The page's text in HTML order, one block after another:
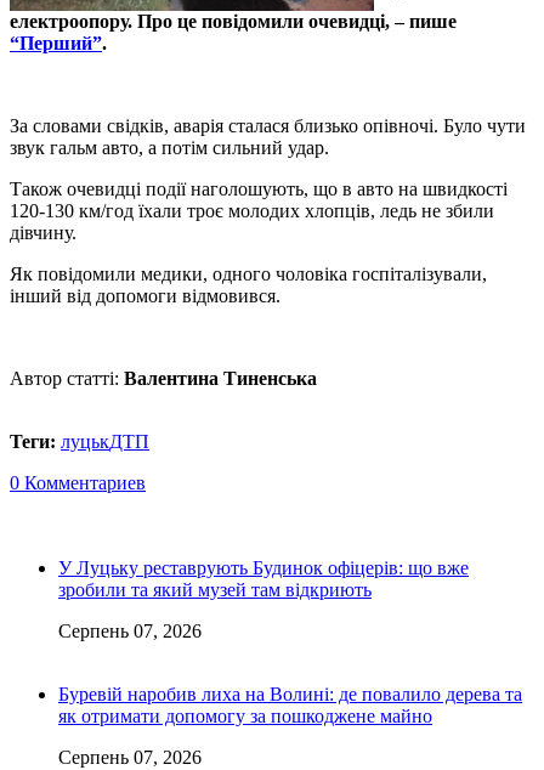
електроопору. Про це повідомили очевидці, – пише
“Перший”.
За словами свідків, аварія сталася близько опівночі. Було чути
звук гальм авто, а потім сильний удар.
Також очевидці події наголошують, що в авто на швидкості
120-130 км/год їхали троє молодих хлопців, ледь не збили
дівчину.
Як повідомили медики, одного чоловіка госпіталізували,
інший від допомоги відмовився.
Автор статті: Валентина Тиненська
Теги: луцькДТП
0 Комментариев
У Луцьку реставрують Будинок офіцерів: що вже
зробили та який музей там відкриють
Серпень 07, 2026
Буревій наробив лиха на Волині: де повалило дерева та
як отримати допомогу за пошкоджене майно
Серпень 07, 2026